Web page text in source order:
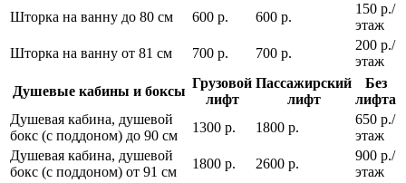
Шторка на ванну до 80 см 600 р. 600 р.
150 р./
этаж
Шторка на ванну от 81 см
700 р. 700 р.
200 р./
этаж
Душевые кабины и боксы
Грузовой
лифт
Пассажирский
лифт
Без
лифта
Душевая кабина, душевой
бокс (с поддоном) до 90 см
1300 р. 1800 р.
650 р./
этаж
Душевая кабина, душевой
бокс (с поддоном) от 91 см
1800 р. 2600 р.
900 р./
этаж